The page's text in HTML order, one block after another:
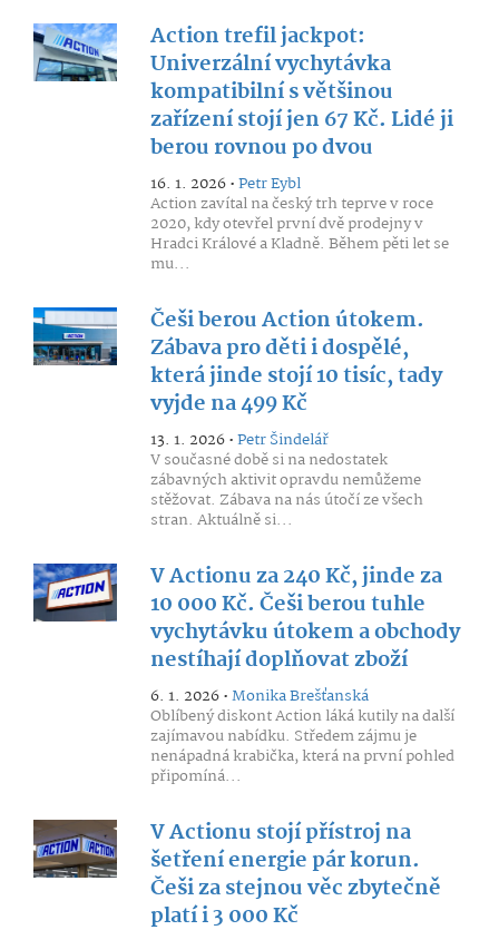
Action trefil jackpot:
Univerzální vychytávka
kompatibilní s většinou
zařízení stojí jen 67 Kč. Lidé ji
berou rovnou po dvou
16. 1. 2026 •Petr Eybl
Action zavítal na český trh teprve v roce
2020, kdy otevřel první dvě prodejny v
Hradci Králové a Kladně. Během pěti let se
mu...
Češi berou Action útokem.
Zábava pro děti i dospělé,
která jinde stojí 10 tisíc, tady
vyjde na 499 Kč
13. 1. 2026 •Petr Šindelář
V současné době si na nedostatek
zábavných aktivit opravdu nemůžeme
stěžovat. Zábava na nás útočí ze všech
stran. Aktuálně si...
V Actionu za 240 Kč, jinde za
10 000 Kč. Češi berou tuhle
vychytávku útokem a obchody
nestíhají doplňovat zboží
6. 1. 2026 •Monika Brešťanská
Oblíbený diskont Action láká kutily na další
zajímavou nabídku. Středem zájmu je
nenápadná krabička, která na první pohled
připomíná...
V Actionu stojí přístroj na
šetření energie pár korun.
Češi za stejnou věc zbytečně
platí i 3 000 Kč